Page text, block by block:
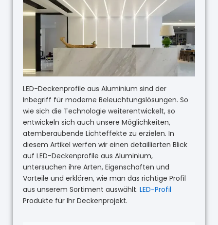
LED-Deckenprofile aus Aluminium sind der
Inbegriff für moderne Beleuchtungslösungen. So
wie sich die Technologie weiterentwickelt, so
entwickeln sich auch unsere Möglichkeiten,
atemberaubende Lichteffekte zu erzielen. In
diesem Artikel werfen wir einen detaillierten Blick
auf LED-Deckenprofile aus Aluminium,
untersuchen ihre Arten, Eigenschaften und
Vorteile und erklären, wie man das richtige Profil
aus unserem Sortiment auswählt. LED-Profil
Produkte für Ihr Deckenprojekt.